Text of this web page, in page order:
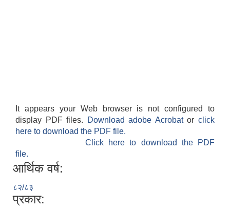
It appears your Web browser is not configured to
display PDF files.
Download adobe Acrobatorclick
here to download the PDF file.
Click here to download the PDF
file.
आर्थिक वर्ष:
८२/८३
प्रकार: